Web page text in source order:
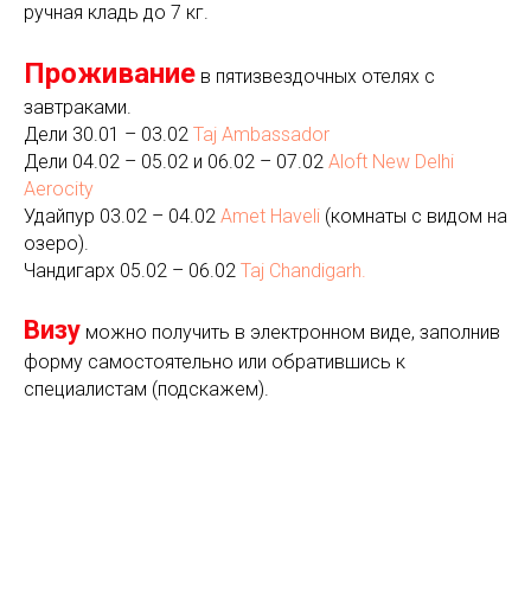
ручная кладь до 7 кг.
Проживание в пятизвездочных отелях с
завтраками.
Дели 30.01 – 03.02 Taj Ambassador
Дели 04.02 – 05.02 и 06.02 – 07.02 Aloft New Delhi
Aerocity
Удайпур 03.02 – 04.02 Amet Haveli (комнаты с видом на
озеро).
Чандигарх 05.02 – 06.02 Taj Chandigarh.
Визу можно получить в электронном виде, заполнив
форму самостоятельно или обратившись к
специалистам (подскажем).